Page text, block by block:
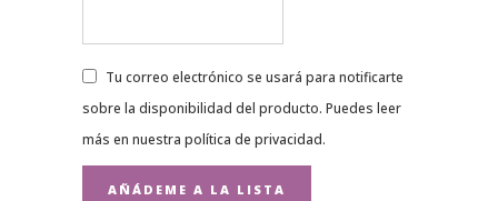
Tu correo electrónico se usará para notificarte
sobre la disponibilidad del producto. Puedes leer
más en nuestra política de privacidad.